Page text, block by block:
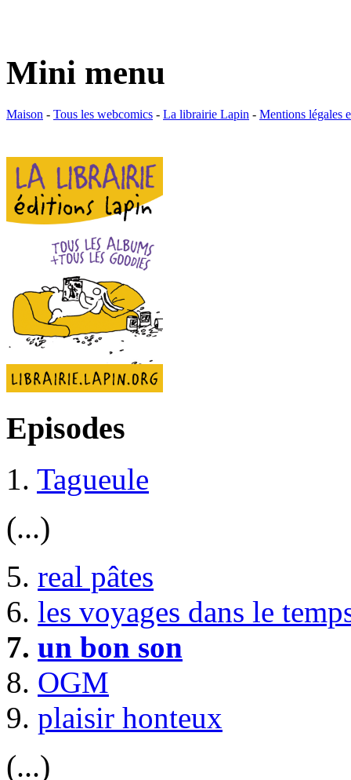
Mini menu
Maison - Tous les webcomics - La librairie Lapin - Mentions légales
Episodes
1. Tagueule
(...)
5. real pâtes
6. les voyages dans le
7. un bon son
8. OGM
9. plaisir honteux
(...)